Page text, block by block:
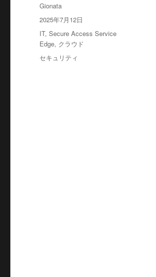
投
稿
Gionata
投
稿
日:
2025年7月12日
カ
テ
ゴ
リ
IT,Secure Access Service
Edge, クラウド
タ
セキュリティ